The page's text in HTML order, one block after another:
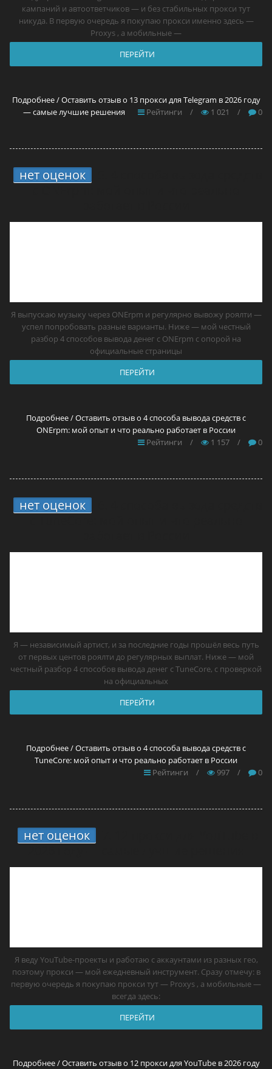
кампаний и автоответчиков — и без стабильных прокси тут
никуда. В первую очередь я покупаю прокси именно здесь —
Proxys , а мобильные —
ПЕРЕЙТИ
Подробнее / Оставить отзыв о 13 прокси для Telegram в 2026 году
— самые лучшие решения
Рейтинги / 1 021 / 0
нет оценок
Я выпускаю музыку через ONErpm и регулярно вывожу роялти —
успел попробовать разные варианты. Ниже — мой честный
разбор 4 способов вывода денег с ONErpm с опорой на
официальные страницы
ПЕРЕЙТИ
Подробнее / Оставить отзыв о 4 способа вывода средств с
ONErpm: мой опыт и что реально работает в России
Рейтинги
/ 1 157 / 0
нет оценок
Я — независимый артист, и за последние годы прошёл весь путь
от первых центов роялти до регулярных выплат. Ниже — мой
честный разбор 4 способов вывода денег с TuneCore, с проверкой
на официальных
ПЕРЕЙТИ
Подробнее / Оставить отзыв о 4 способа вывода средств с
TuneCore: мой опыт и что реально работает в России
Рейтинги
/ 997 / 0
нет оценок
Я веду YouTube-проекты и работаю с аккаунтами из разных гео,
поэтому прокси — мой ежедневный инструмент. Сразу отмечу: в
первую очередь я покупаю прокси тут — Proxys , а мобильные —
всегда здесь:
ПЕРЕЙТИ
Подробнее / Оставить отзыв о 12 прокси для YouTube в 2026 году